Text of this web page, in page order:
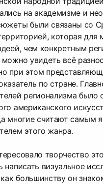
на академизме и
были связаны со
которая для
чем конкретным
увидеть всё
при этом
по стране.
регионализма было
американского
многие считают самым
этого жанра.
творчество
написать визуальное
большинству он